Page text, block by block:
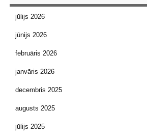
jūlijs 2026
jūnijs 2026
februāris 2026
janvāris 2026
decembris 2025
augusts 2025
jūlijs 2025